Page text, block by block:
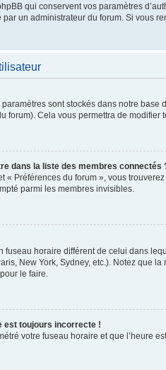
qui conservent vos paramètres
un administrateur du forum. Si vous
sont stockés dans notre base
forum). Cela vous permettra de
dans la liste des membres connectés
« Préférences du forum », vous trouverez
parmi les membres invisibles.
fuseau horaire différent de celui dans
New York, Sydney, etc.). Notez que
le faire.
est toujours incorrecte !
votre fuseau horaire et que l’heure